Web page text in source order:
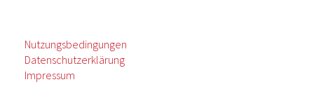
Nutzungsbedingungen
Datenschutzerklärung
Impressum